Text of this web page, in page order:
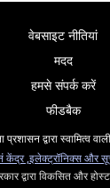
वेबसाइट नीतियां
मदद
हमसे संपर्क करें
फीडबैक
प्रशासन द्वारा स्वामित्व
केंद्र ,इलेक्ट्रॉनिक्स और
द्वारा विकसित और